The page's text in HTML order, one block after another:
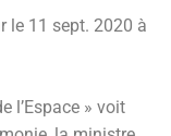
le 11 sept. 2020 à
l’Espace » voit